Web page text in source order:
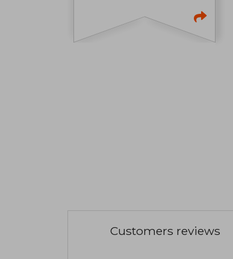
Customers reviews